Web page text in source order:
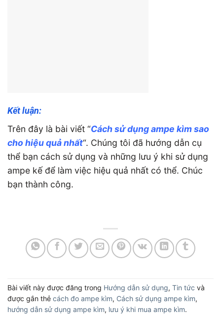
Kết luận:
Trên đây là bài viết “Cách sử dụng ampe kìm sao
cho hiệu quả nhất“. Chúng tôi đã hướng dẫn cụ
thể bạn cách sử dụng và những lưu ý khi sử dụng
ampe kế để làm việc hiệu quả nhất có thể. Chúc
bạn thành công.
Bài viết này được đăng trong Hướng dẫn sử dụng, Tin tức và
được gắn thẻ cách đo ampe kìm, Cách sử dụng ampe kìm,
hướng dẫn sử dụng ampe kìm, lưu ý khi mua ampe kìm.